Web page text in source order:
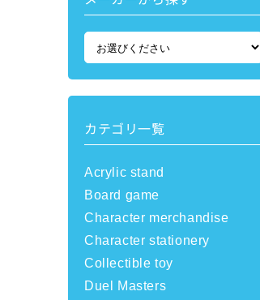
カテゴリ一覧
Acrylic stand
Board game
Character merchandise
Character stationery
Collectible toy
Duel Masters